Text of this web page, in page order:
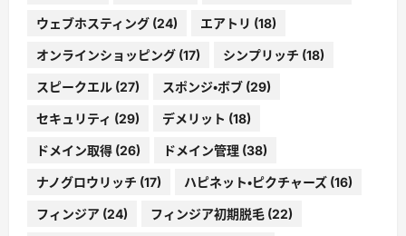
ウェブホスティング (24) エアトリ (18)
オンラインショッピング (17) シンプリッチ (18)
スピークエル (27) スポンジ・ボブ (29)
セキュリティ (29) デメリット (18)
ドメイン取得 (26) ドメイン管理 (38)
ナノグロウリッチ (17) ハピネット・ピクチャーズ (16)
フィンジア (24) フィンジア初期脱毛 (22)